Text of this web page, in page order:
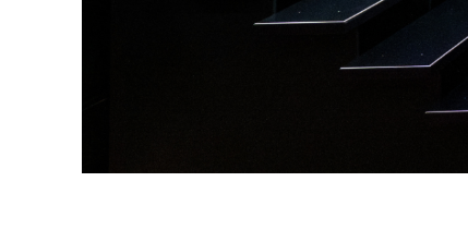
Praktische Informationen